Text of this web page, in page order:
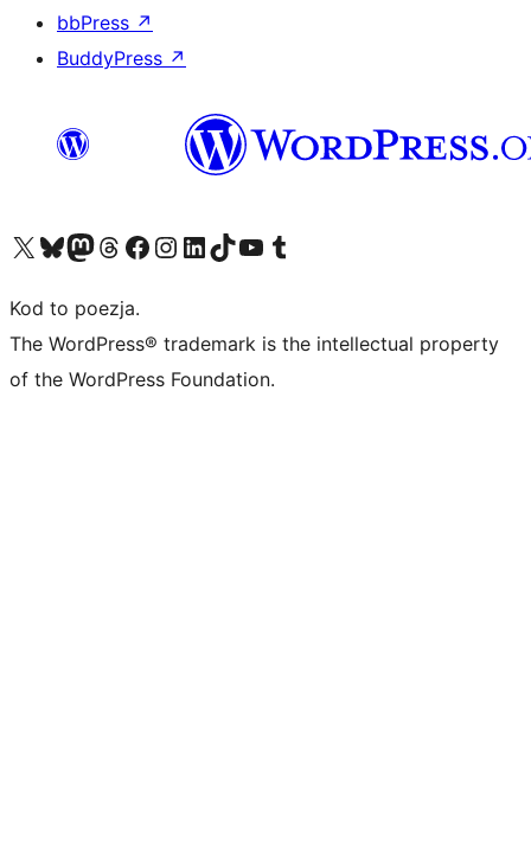
bbPress ↗
BuddyPress ↗
Odwiedź nasze konto X (dawniej Twitter)
Odwiedź nasze konto Bluesky
Odwiedź nasze konto na Mastodoncie
Odwiedź naszego Threadsa
Odwiedź naszego Facebooka
Odwiedź nasze konto na Instagramie
Odwiedź nasze konto na LinkedIn
Odwiedź naszego TikToka
Odwiedź nasz kanał YouTube
Odwiedź naszego Tumblra
Kod to poezja.
The WordPress® trademark is the intellectual property
of the WordPress Foundation.